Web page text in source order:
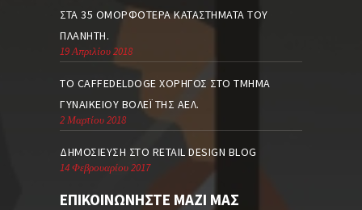
ΣΤΑ 35 ΟΜΟΡΦΌΤΕΡΑ ΚΑΤΑΣΤΉΜΑΤΑ ΤΟΥ
ΠΛΑΝΉΤΗ.
19 Απριλίου 2018
TO CAFFEDELDOGE ΧΟΡΗΓΌΣ ΣΤΟ ΤΜΉΜΑ
ΓΥΝΑΙΚΕΊΟΥ ΒΌΛΕΪ ΤΗΣ ΑΕΛ.
2 Μαρτίου 2018
ΔΗΜΟΣΊΕΥΣΗ ΣΤΟ RETAIL DESIGN BLOG
14 Φεβρουαρίου 2017
ΕΠΙΚΟΙΝΩΝΉΣΤΕ ΜΑΖΊ ΜΑΣ